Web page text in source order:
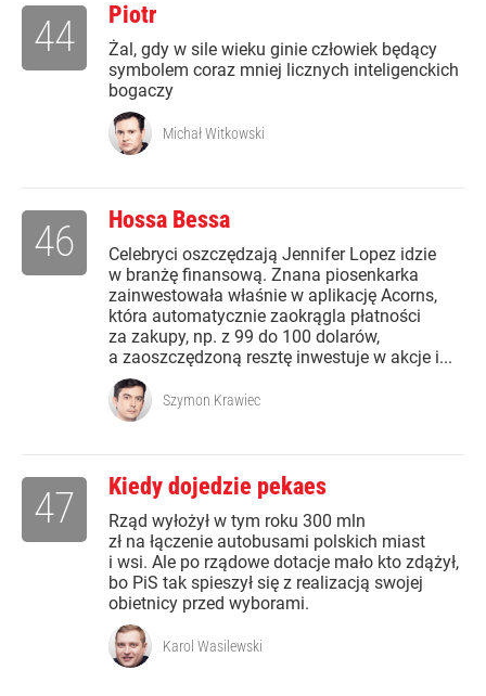
Piotr
Żal, gdy w sile wieku ginie człowiek będący
symbolem coraz mniej licznych inteligenckich
bogaczy
44
Michał Witkowski
Hossa Bessa
Celebryci oszczędzają Jennifer Lopez idzie
w branżę finansową. Znana piosenkarka
zainwestowała właśnie w aplikację Acorns,
która automatycznie zaokrągla płatności
za zakupy, np. z 99 do 100 dolarów,
a zaoszczędzoną resztę inwestuje w akcje i...
46
Szymon Krawiec
Kiedy dojedzie pekaes
Rząd wyłożył w tym roku 300 mln
zł na łączenie autobusami polskich miast
i wsi. Ale po rządowe dotacje mało kto zdążył,
bo PiS tak spieszył się z realizacją swojej
obietnicy przed wyborami.
47
Karol Wasilewski